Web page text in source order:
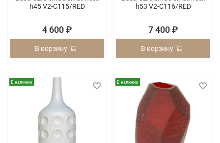
h45 V2-C115/RED
4 600 ₽
В корзину
h53 V2-C116/RED
7 400 ₽
В корзину
В наличии В наличии